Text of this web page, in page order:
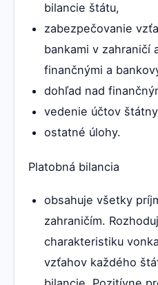
bilancie štátu,
zabezpečovanie
bankami v zahraničí
finančnými a
dohľad nad
vedenie účtov
ostatné úlohy.
Platobná bilancia
obsahuje všetky
zahraničím.
charakteristiku
vzťahov každého